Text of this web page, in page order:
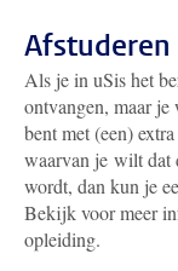
Als je in uSis het
ontvangen, maar
bent met (een)
waarvan je wilt dat
wordt, dan kun je
Bekijk voor meer
opleiding.